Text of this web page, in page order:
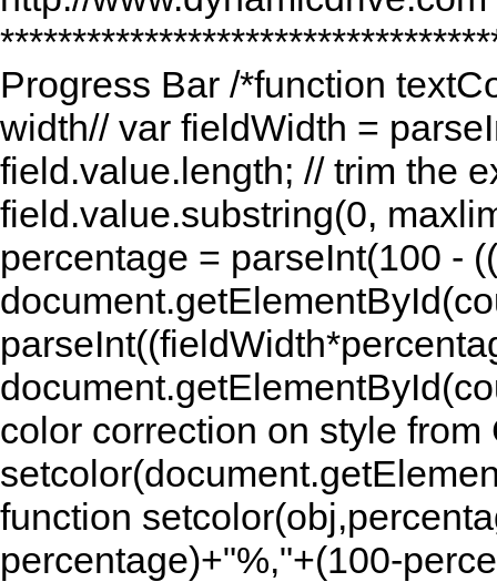
Progress Bar /*function
width// var fieldWidth =
field.value.length; // trim the
field.value.substring(0,
percentage = parseInt(100 -
color correction on style
function
percentage)+"%,"+(100-